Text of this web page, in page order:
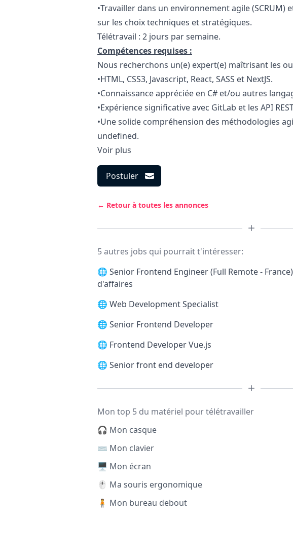
•Travailler dans un environnement agile
sur les choix techniques et stratégiques.
Télétravail : 2 jours par semaine.
Compétences requises :
Nous recherchons un(e) expert(e) maîtrisant les
•HTML, CSS3, Javascript, React, SASS et NextJS.
•Connaissance appréciée en C# et/ou autres
•Expérience significative avec GitLab et les API
•Une solide compréhension des méthodologies
undefined.
Voir plus
Postuler
← Retour à toutes les annonces
5 autres jobs qui pourrait t'intéresser:
🌐 Senior Frontend Engineer (Full Remote -
d'affaires
🌐 Web Development Specialist
🌐 Senior Frontend Developer
🌐 Frontend Developer Vue.js
🌐 Senior front end developer
Mon top 5 du matériel pour télétravailler
🎧 Mon casque
⌨️ Mon clavier
🖥️ Mon écran
🖱️ Ma souris ergonomique
🧍 Mon bureau debout